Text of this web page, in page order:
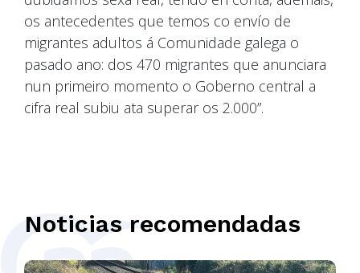
os antecedentes que temos co envío de
migrantes adultos á Comunidade galega o
pasado ano: dos 470 migrantes que anunciara
nun primeiro momento o Goberno central a
cifra real subiu ata superar os 2.000”.
Noticias recomendadas